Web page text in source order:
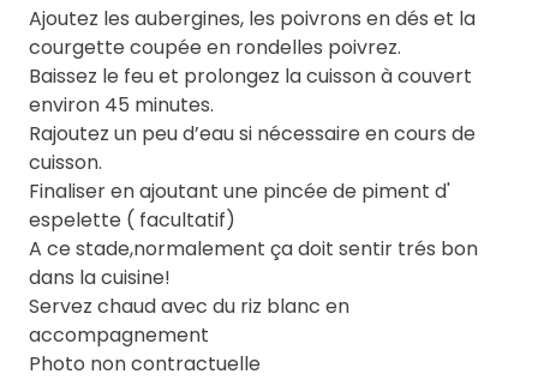
Ajoutez les aubergines, les poivrons en dés et la
courgette coupée en rondelles poivrez.
Baissez le feu et prolongez la cuisson à couvert
environ 45 minutes.
Rajoutez un peu d’eau si nécessaire en cours de
cuisson.
Finaliser en ajoutant une pincée de piment d'
espelette ( facultatif)
A ce stade,normalement ça doit sentir trés bon
dans la cuisine!
Servez chaud avec du riz blanc en
accompagnement
Photo non contractuelle